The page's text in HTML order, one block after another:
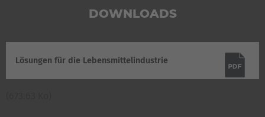
DOWNLOADS
Lösungen für die Lebensmittelindustrie